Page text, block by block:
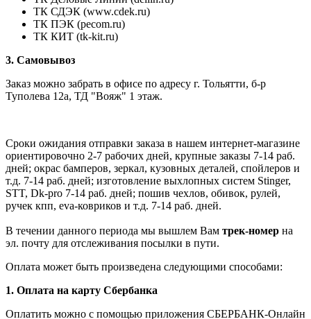
ТК СДЭК (www.cdek.ru)
ТК ПЭК (pecom.ru)
ТК КИТ (tk-kit.ru)
3. Самовывоз
Заказ можно забрать в офисе по адресу г. Тольятти, б-р
Туполева 12а, ТД "Вояж" 1 этаж.
Сроки ожидания отправки заказа в нашем интернет-магазине
ориентировочно 2-7 рабочих дней, крупные заказы 7-14 раб.
дней; окрас бамперов, зеркал, кузовных деталей, спойлеров и
т.д. 7-14 раб. дней; изготовление выхлопных систем Stinger,
STT, Dk-pro 7-14 раб. дней; пошив чехлов, обивок, рулей,
ручек кпп, eva-ковриков и т.д. 7-14 раб. дней.
В течении данного периода мы вышлем Вам трек-номер на
эл. почту для отслеживания посылки в пути.
Оплата может быть произведена следующими способами:
1. Оплата на карту Сбербанка
Оплатить можно с помощью приложения СБЕРБАНК-Онлайн